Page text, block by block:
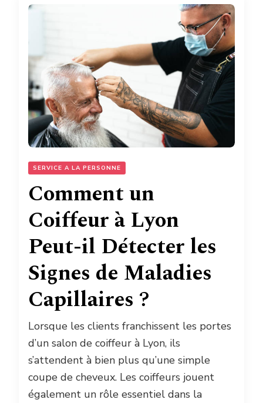
SERVICE A LA PERSONNE
Comment un
Coiffeur à Lyon
Peut-il Détecter les
Signes de Maladies
Capillaires ?
Lorsque les clients franchissent les portes
d’un salon de coiffeur à Lyon, ils
s’attendent à bien plus qu’une simple
coupe de cheveux. Les coiffeurs jouent
également un rôle essentiel dans la